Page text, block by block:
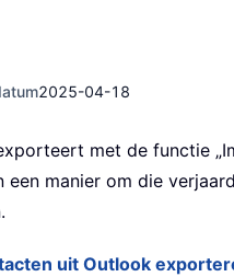
2025-04-18
met de functie
een manier om die
uit Outlook